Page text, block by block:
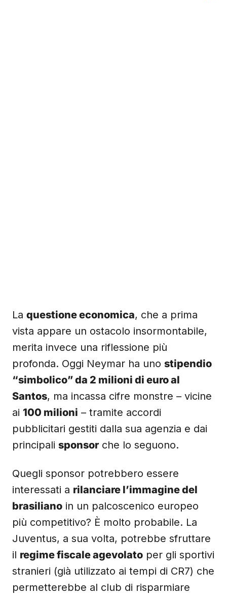
La questione economica, che a prima
vista appare un ostacolo insormontabile,
merita invece una riflessione più
profonda. Oggi Neymar ha uno stipendio
“simbolico” da 2 milioni di euro al
Santos, ma incassa cifre monstre – vicine
ai 100 milioni – tramite accordi
pubblicitari gestiti dalla sua agenzia e dai
principali sponsor che lo seguono.
Quegli sponsor potrebbero essere
interessati a rilanciare l’immagine del
brasiliano in un palcoscenico europeo
più competitivo? È molto probabile. La
Juventus, a sua volta, potrebbe sfruttare
il regime fiscale agevolato per gli sportivi
stranieri (già utilizzato ai tempi di CR7) che
permetterebbe al club di risparmiare